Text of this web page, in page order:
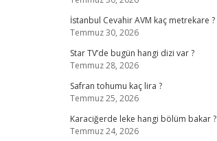
İstanbul Cevahir AVM kaç metrekare ?
Temmuz 30, 2026
Star TV’de bugün hangi dizi var ?
Temmuz 28, 2026
Safran tohumu kaç lira ?
Temmuz 25, 2026
Karaciğerde leke hangi bölüm bakar ?
Temmuz 24, 2026